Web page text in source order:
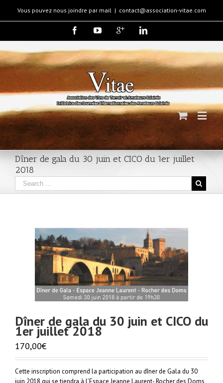
Vous pouvez nous joindre par mail | contact@association-vitae.com
Dîner de gala du 30 juin et CICO du 1er juillet
2018
Dîner de gala du 30 juin et CICO du
1er juillet 2018
170,00€
Cette inscription comprend la participation au dîner de Gala du 30
juin 2018 qui se tiendra à l’Espace Jeanne Laurent- Rocher des Doms